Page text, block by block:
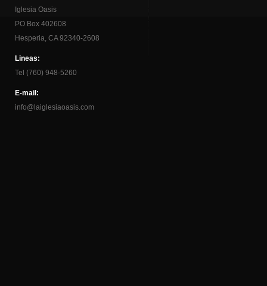
Iglesia Oasis
PO Box 402608
Hesperia, CA 92340-2608
Lineas:
Tel (760) 948-5260
E-mail:
info@laiglesiaoasis.com